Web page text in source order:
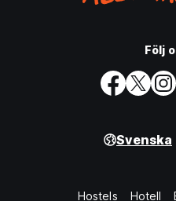
Följ
Svenska
Hostels Hotell